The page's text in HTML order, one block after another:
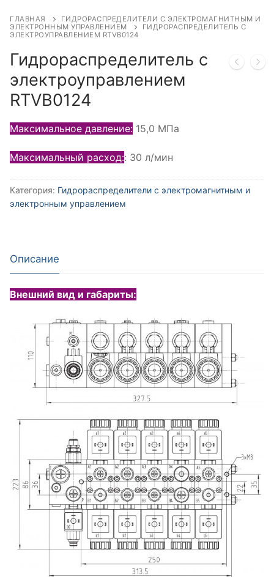
ГЛАВНАЯ
ГИДРОРАСПРЕДЕЛИТЕЛИ С ЭЛЕКТРОМАГНИТНЫМ И
ЭЛЕКТРОННЫМ УПРАВЛЕНИЕМ
ГИДРОРАСПРЕДЕЛИТЕЛЬ С
ЭЛЕКТРОУПРАВЛЕНИЕМ RTVB0124
Гидрораспределитель с
электроуправлением
RTVB0124
Максимальное давление: 15,0 МПа
Максимальный расход:: 30 л/мин
Категория: Гидрораспределители с электромагнитным и
электронным управлением
Описание
Внешний вид и габариты: